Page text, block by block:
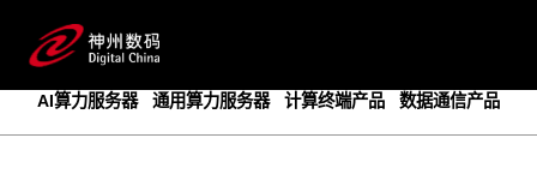
AI算力服务器
通用算力服务器 计算终端产品 数据通信产品